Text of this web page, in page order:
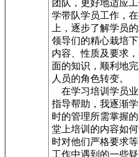
团队，更好地适应
学带队学员工作，
上，逐步了解学员
领导们的精心栽培
内容、性质及要求
面的知识，顺利地
人员的角色转变。
在学习培训学员业
指导帮助，我逐渐
时的管理所需掌握
堂上培训的内容如
时对他们严格要求
工作中遇到的一些